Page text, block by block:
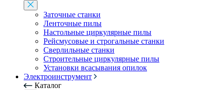
Заточные станки
Ленточные пилы
Настольные циркулярные пилы
Рейсмусовые и строгальные станки
Сверлильные станки
Строительные циркулярные пилы
Установки всасывания опилок
Электроинструмент
Каталог